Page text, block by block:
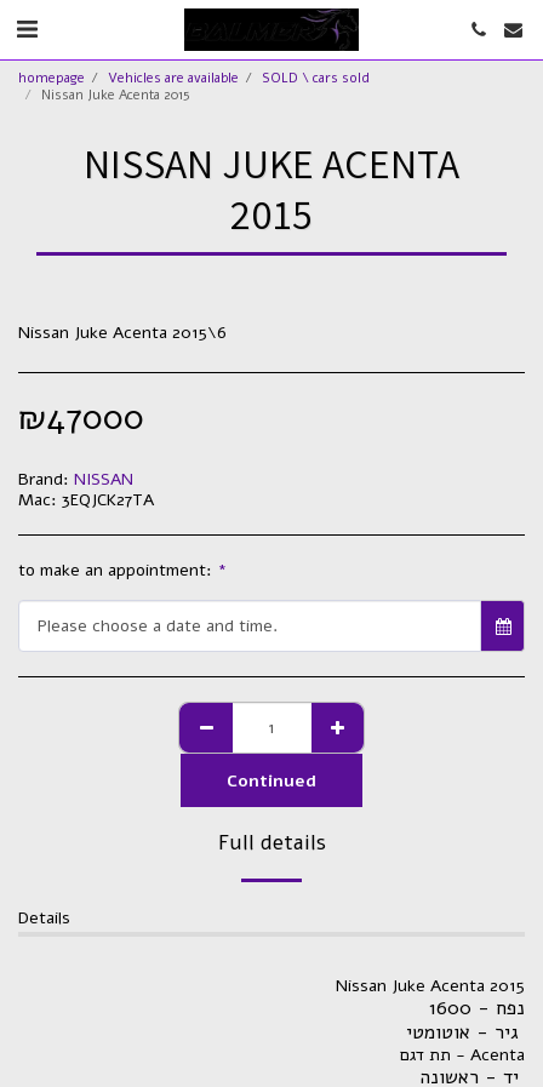
homepage Vehicles are available
SOLD \ cars sold
Nissan Juke Acenta 2015
NISSAN JUKE ACENTA
2015
Nissan Juke Acenta 2015\6
₪47000
Brand: NISSAN
Mac: 3EQJCK27TA
to make an appointment: *
Please choose a date and time.
Continued
Full details
Details
Nissan Juke Acenta 2015
נפח - 1600
תת דגם - Acenta